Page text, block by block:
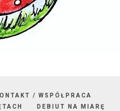
/ WSPÓŁPRACA
DEBIUT NA MIARĘ